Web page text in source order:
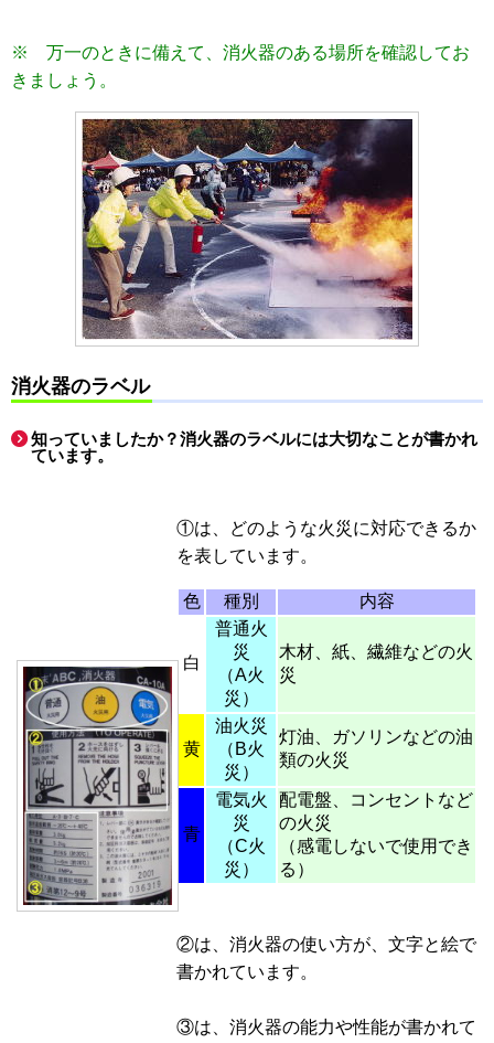
※ 万一のときに備えて、消火器のある場所を確認してお
きましょう。
消火器のラベル
知っていましたか？消火器のラベルには大切なことが書かれ
ています。
①は、どのような火災に対応できるか
を表しています。
色 種別 内容
白
普通火
災
（A火
災）
木材、紙、繊維などの火
災
黄
油火災
（B火
災）
灯油、ガソリンなどの油
類の火災
青
電気火
災
（C火
災）
配電盤、コンセントなど
の火災
（感電しないで使用でき
る）
②は、消火器の使い方が、文字と絵で
書かれています。
③は、消火器の能力や性能が書かれて